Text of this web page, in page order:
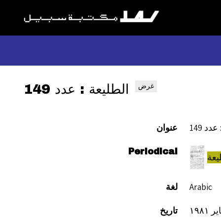
الطليعة : عدد 149 غرض
عنوان 149
Periodical
لغة Arabic
تاريخ